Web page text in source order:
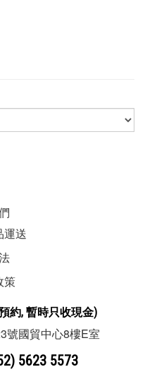
運送
策
約, 暫時只收現金)
號國貿中心8樓E室
5623 5573